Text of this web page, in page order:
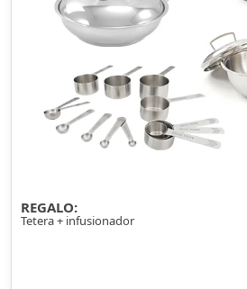
REGALO:
Tetera + infusionador